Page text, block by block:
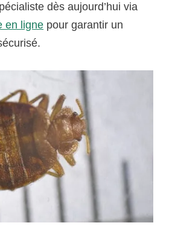
dès aujourd’hui via
en ligne pour garantir un